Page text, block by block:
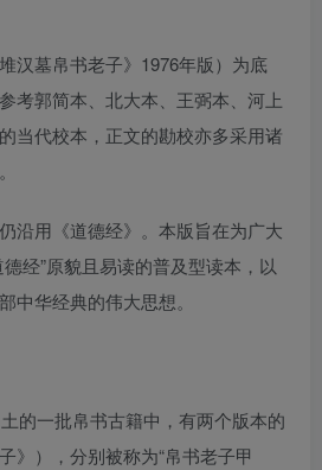
汉墓帛书老子》1976年版）为底
考郭简本、北大本、王弼本、河上
当代校本，正文的勘校亦多采用诸
沿用《道德经》。本版旨在为广大
经”原貌且易读的普及型读本，以
中华经典的伟大思想。
的一批帛书古籍中，有两个版本的
》），分别被称为“帛书老子甲